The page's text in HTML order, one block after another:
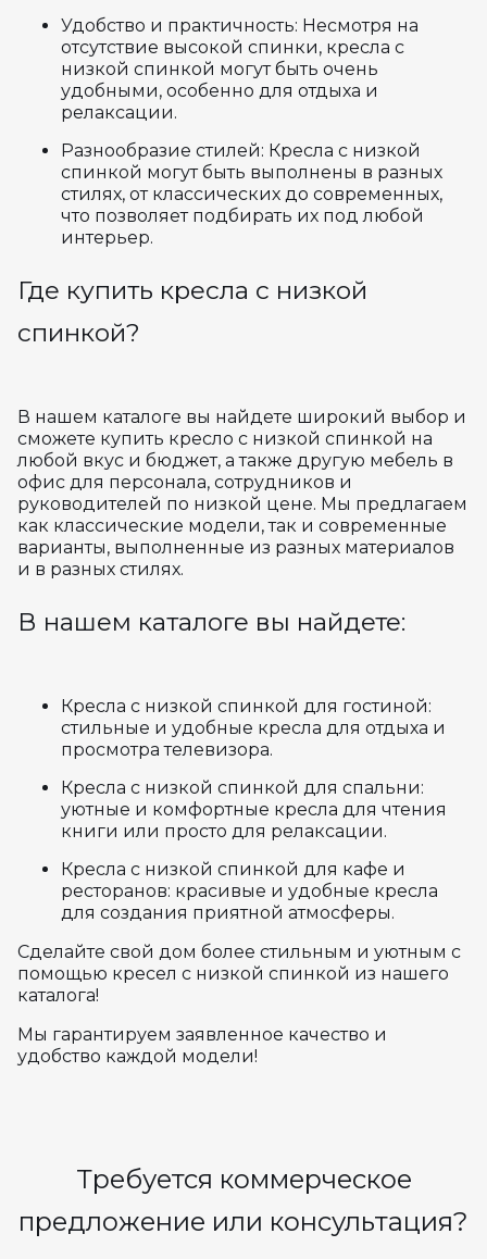
Удобство и практичность: Несмотря на
отсутствие высокой спинки, кресла с
низкой спинкой могут быть очень
удобными, особенно для отдыха и
релаксации.
Разнообразие стилей: Кресла с низкой
спинкой могут быть выполнены в разных
стилях, от классических до современных,
что позволяет подбирать их под любой
интерьер.
Где купить кресла с низкой
спинкой?
В нашем каталоге вы найдете широкий выбор и
сможете купить кресло с низкой спинкой на
любой вкус и бюджет, а также другую мебель в
офис для персонала, сотрудников и
руководителей по низкой цене. Мы предлагаем
как классические модели, так и современные
варианты, выполненные из разных материалов
и в разных стилях.
В нашем каталоге вы найдете:
Кресла с низкой спинкой для гостиной:
стильные и удобные кресла для отдыха и
просмотра телевизора.
Кресла с низкой спинкой для спальни:
уютные и комфортные кресла для чтения
книги или просто для релаксации.
Кресла с низкой спинкой для кафе и
ресторанов: красивые и удобные кресла
для создания приятной атмосферы.
Сделайте свой дом более стильным и уютным с
помощью кресел с низкой спинкой из нашего
каталога!
Мы гарантируем заявленное качество и
удобство каждой модели!
Требуется коммерческое
предложение или консультация?